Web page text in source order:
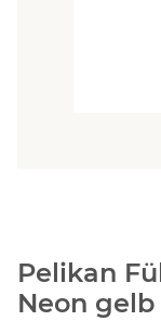
Pelikan
Neon gelb